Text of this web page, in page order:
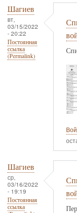
Шагиев
вт,
03/15/2022
- 20:22
Постоянная
ссылка
(Permalink)
Шагиев
ср,
03/16/2022
- 19:19
Постоянная
ссылка